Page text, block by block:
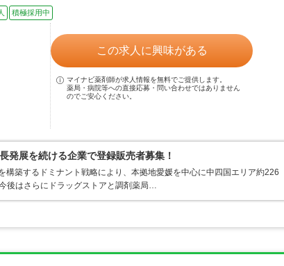
積極採用中
この求人に興味がある
マイナビ薬剤師が求人情報を無料でご提供します。
薬局・病院等への直接応募・問い合わせではありません
のでご安心ください。
発展を続ける企業で登録販売者募集！
構築するドミナント戦略により、本拠地愛媛を中心に中四国エリア約226
後はさらにドラッグストアと調剤薬局…